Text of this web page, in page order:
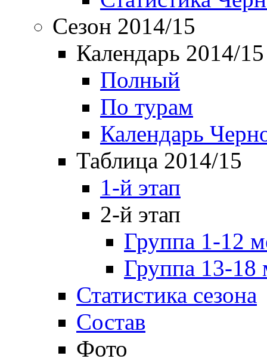
Сезон 2014/15
Календарь 2014/15
Полный
По турам
Календарь
Таблица 2014/15
1-й этап
2-й этап
Группа 1-12
Группа 13-18
Статистика сезона
Состав
Фото